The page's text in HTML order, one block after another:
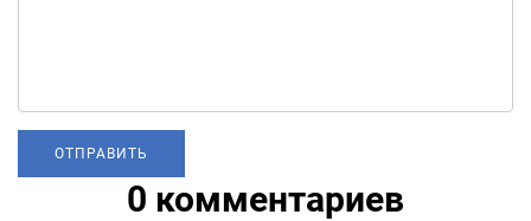
0 комментариев